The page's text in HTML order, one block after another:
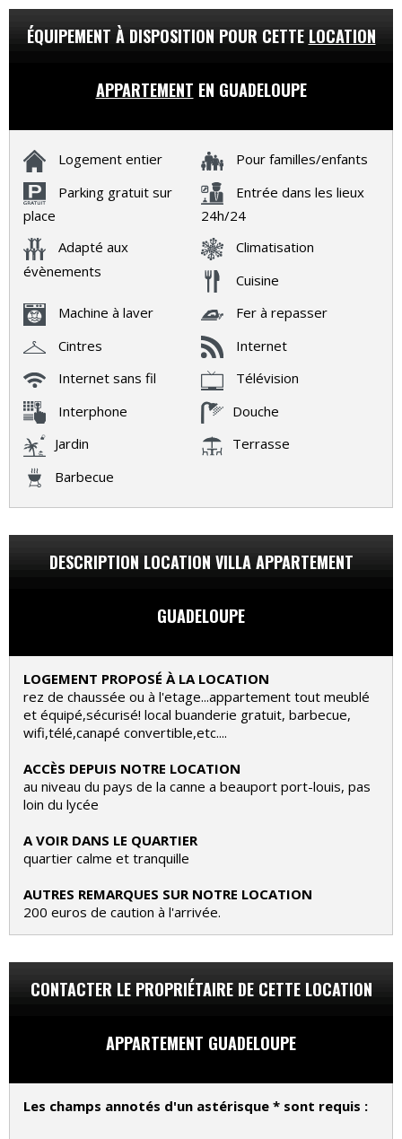
ÉQUIPEMENT À DISPOSITION POUR CETTE LOCATION
APPARTEMENT EN GUADELOUPE
Logement entier
Pour familles/enfants
Parking gratuit sur
place
Entrée dans les lieux
24h/24
Adapté aux
évènements
Climatisation
Cuisine
Machine à laver
Fer à repasser
Cintres
Internet
Internet sans fil
Télévision
Interphone
Douche
Jardin
Terrasse
Barbecue
DESCRIPTION LOCATION VILLA APPARTEMENT
GUADELOUPE
LOGEMENT PROPOSÉ À LA LOCATION
rez de chaussée ou à l'etage...appartement tout meublé
et équipé,sécurisé! local buanderie gratuit, barbecue,
wifi,télé,canapé convertible,etc....
ACCÈS DEPUIS NOTRE LOCATION
au niveau du pays de la canne a beauport port-louis, pas
loin du lycée
A VOIR DANS LE QUARTIER
quartier calme et tranquille
AUTRES REMARQUES SUR NOTRE LOCATION
200 euros de caution à l'arrivée.
CONTACTER LE PROPRIÉTAIRE DE CETTE LOCATION
APPARTEMENT GUADELOUPE
Les champs annotés d'un astérisque * sont requis :